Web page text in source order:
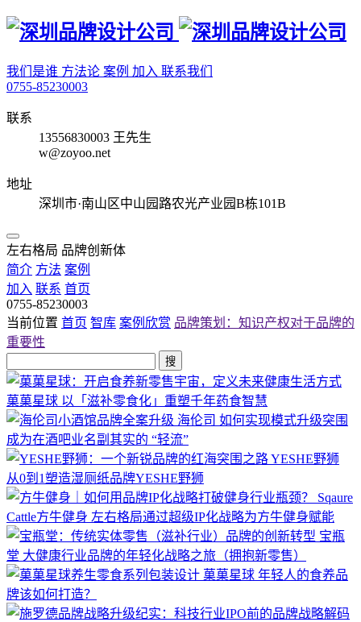
我们是谁 方法论 案例 加入 联系我们
0755-85230003
联系
13556830003 王先生
w@zoyoo.net
地址
深圳市·南山区中山园路农光产业园B栋101B
左右格局 品牌创新体
简介 方法 案例
加入 联系 首页
0755-85230003
当前位置 首页 智库 案例欣赏 品牌策划：知识产权对于品牌的
重要性
搜
菓菓星球 以「滋补零食化」重塑千年药食智慧
海伦司 如何实现模式升级突围
成为在酒吧业名副其实的 “轻流”
YESHE野狮
从0到1塑造湿厕纸品牌YESHE野狮
Sqaure
Cattle方牛健身 左右格局通过超级IP化战略为方牛健身赋能
宝瓶
堂 大健康行业品牌的年轻化战略之旅（拥抱新零售）
菓菓星球 年轻人的食养品
牌该如何打造？